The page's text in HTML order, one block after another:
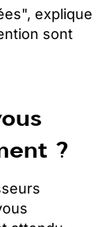
explique
sont
?